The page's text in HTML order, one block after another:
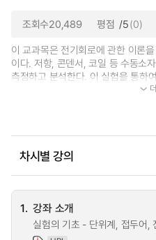
조회수20,489 평점 /5(0)
이 교과목은 전기회로에 관한 이론
이다. 저항, 콘덴서, 코일 등 수동소
측정하고 분석한다. 이 실험을 통하
코프, 전원공급기, 함수발생기 등의...
차시별 강의
1. 강좌 소개
실험의 기초 - 단위계, 접두어,